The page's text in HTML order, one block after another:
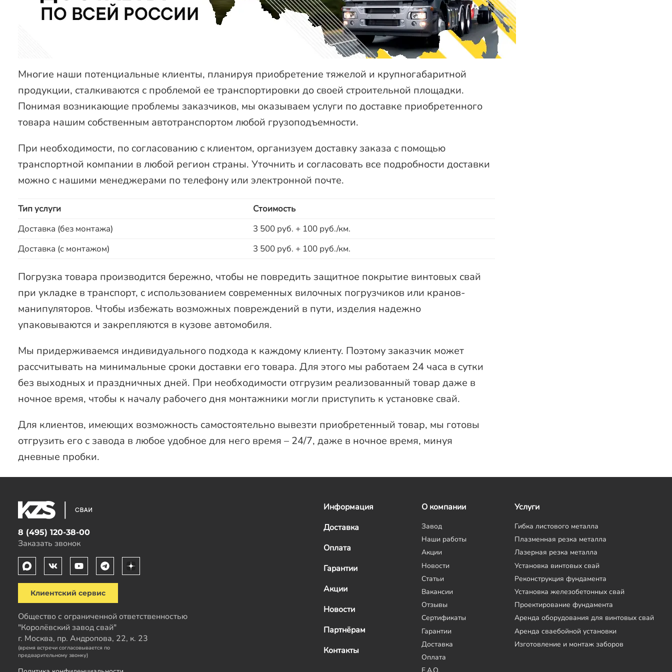
Многие наши потенциальные клиенты, планируя приобретение тяжелой и крупногабаритной
продукции, сталкиваются с проблемой ее транспортировки до своей строительной площадки.
Понимая возникающие проблемы заказчиков, мы оказываем услуги по доставке приобретенного
товара нашим собственным автотранспортом любой грузоподъемности.
При необходимости, по согласованию с клиентом, организуем доставку заказа с помощью
транспортной компании в любой регион страны. Уточнить и согласовать все подробности доставки
можно с нашими менеджерами по телефону или электронной почте.
Тип услуги
Стоимость
Доставка (без монтажа)
3 500 руб. + 100 руб./км.
Доставка (с монтажом)
3 500 руб. + 100 руб./км.
Погрузка товара производится бережно, чтобы не повредить защитное покрытие винтовых свай
при укладке в транспорт, с использованием современных вилочных погрузчиков или кранов-
манипуляторов. Чтобы избежать возможных повреждений в пути, изделия надежно
упаковываются и закрепляются в кузове автомобиля.
Мы придерживаемся индивидуального подхода к каждому клиенту. Поэтому заказчик может
рассчитывать на минимальные сроки доставки его товара. Для этого мы работаем 24 часа в сутки
без выходных и праздничных дней. При необходимости отгрузим реализованный товар даже в
ночное время, чтобы к началу рабочего дня монтажники могли приступить к установке свай.
Для клиентов, имеющих возможность самостоятельно вывезти приобретенный товар, мы готовы
отгрузить его с завода в любое удобное для него время – 24/7, даже в ночное время, минуя
дневные пробки.
8 (495) 120-38-00
Заказать звонок
Клиентский сервис
Общество с ограниченной ответственностью
"Королёвский завод свай"
г. Москва, пр. Андропова, 22, к. 23
(время встречи согласовывается по
предварительному звонку)
Информация
Доставка
Оплата
Гарантии
Акции
Новости
Партнёрам
Контакты
О компании
Завод
Наши работы
Акции
Новости
Статьи
Вакансии
Отзывы
Сертификаты
Гарантии
Доставка
Оплата
Услуги
Гибка листового металла
Плазменная резка металла
Лазерная резка металла
Установка винтовых свай
Реконструкция фундамента
Установка железобетонных свай
Проектирование фундамента
Аренда оборудования для винтовых свай
Аренда сваебойной установки
Изготовление и монтаж заборов